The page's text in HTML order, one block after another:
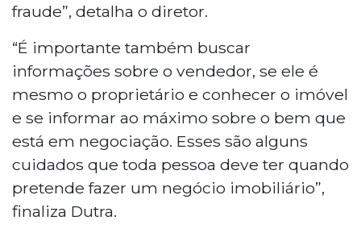
fraude”, detalha o diretor.
“É importante também buscar
informações sobre o vendedor, se ele é
mesmo o proprietário e conhecer o imóvel
e se informar ao máximo sobre o bem que
está em negociação. Esses são alguns
cuidados que toda pessoa deve ter quando
pretende fazer um negócio imobiliário”,
finaliza Dutra.